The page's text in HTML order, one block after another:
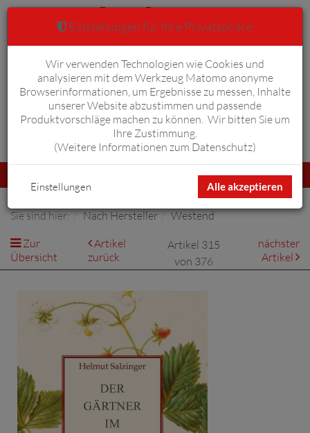
Anmelden Warenkorb 0
umschalten
Sie sind hier: Nach Hersteller
Westend
Zur
Übersicht
Artikel
zurück
Artikel 315
von 376
nächster
Artikel
Einstellungen für Ihre Privatsphäre
Wir verwenden Technologien wie Cookies und
analysieren mit dem Werkzeug Matomo anonyme
Browserinformationen, um Ergebnisse zu messen, Inhalte
unserer Website abzustimmen und passende
Produktvorschläge machen zu können. Wir bitten Sie um
Ihre Zustimmung.
(Weitere Informationen zum Datenschutz)
Alle akzeptieren
Einstellungen